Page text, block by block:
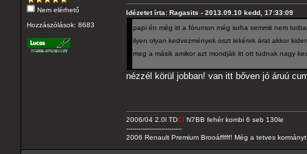
Nem elérhető
Hozzászólások: 8683
Idézetet írta: Ragasits - 2013.09.10 kedd, 17:33:09
papi én még itt a fórumon még soha semmit nem
ilyen olyan kedvezmények oszt lekérek árat akkor
meg a másik amikor azt mondják itt ott tudnak nagy
nézzél körül jobban! van itt bőven jó áruú
2006/04 2.0l TDCI N7BB fehér kombi 6 seb 130le
---------------------------
2006 Renault Premium Brooáfffff! Még a tetves